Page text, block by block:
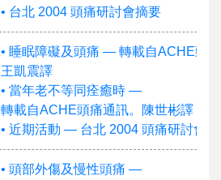
• 台北 2004 頭痛研討會摘要
• 睡眠障礙及頭痛 — 轉載自ACHE頭
王凱震譯
• 當年老不等同痊癒時 —
轉載自ACHE頭痛通訊。陳世彬譯
• 近期活動 — 台北 2004 頭痛研討會
• 頭部外傷及慢性頭痛 —